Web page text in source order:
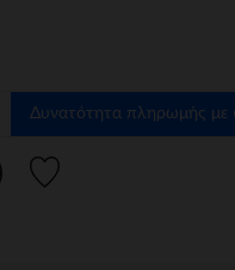
Δυνατότητα πληρωμής με